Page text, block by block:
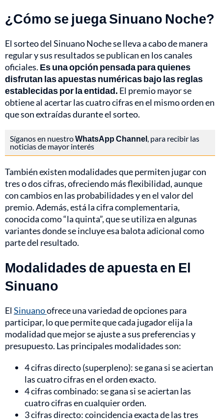
¿Cómo se juega Sinuano Noche?
El sorteo del Sinuano Noche se lleva a cabo de manera
regular y sus resultados se publican en los canales
oficiales. Es una opción pensada para quienes
disfrutan las apuestas numéricas bajo las reglas
establecidas por la entidad. El premio mayor se
obtiene al acertar las cuatro cifras en el mismo orden en
que son extraídas durante el sorteo.
Síganos en nuestroWhatsApp Channel, para recibir las
noticias de mayor interés
También existen modalidades que permiten jugar con
tres o dos cifras, ofreciendo más flexibilidad, aunque
con cambios en las probabilidades y en el valor del
premio. Además, está la cifra complementaria,
conocida como “la quinta”, que se utiliza en algunas
variantes donde se incluye esa balota adicional como
parte del resultado.
Modalidades de apuesta en El
Sinuano
ElSinuanoofrece una variedad de opciones para
participar, lo que permite que cada jugador elija la
modalidad que mejor se ajuste a sus preferencias y
presupuesto. Las principales modalidades son:
4 cifras directo (superpleno): se gana si se aciertan
las cuatro cifras en el orden exacto.
4 cifras combinado: se gana si se aciertan las
cuatro cifras en cualquier orden.
3 cifras directo: coincidencia exacta de las tres